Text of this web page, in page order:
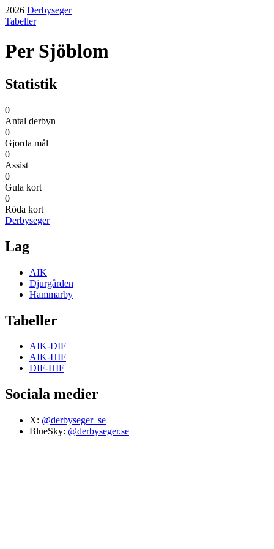
2026 Derbyseger
Tabeller
Per Sjöblom
Statistik
0
Antal derbyn
0
Gjorda mål
0
Assist
0
Gula kort
0
Röda kort
Derbyseger
Lag
AIK
Djurgården
Hammarby
Tabeller
AIK-DIF
AIK-HIF
DIF-HIF
Sociala medier
X: @derbyseger_se
BlueSky: @derbyseger.se